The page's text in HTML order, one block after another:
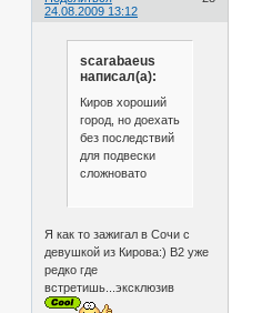
24.08.2009 13:12
scarabaeus
написал(а):
Киров хороший
город, но доехать
без последствий
для подвески
сложновато
Я как то зажигал в Сочи с
девушкой из Кирова:) В2 уже
редко где
встретишь...эксклюзив